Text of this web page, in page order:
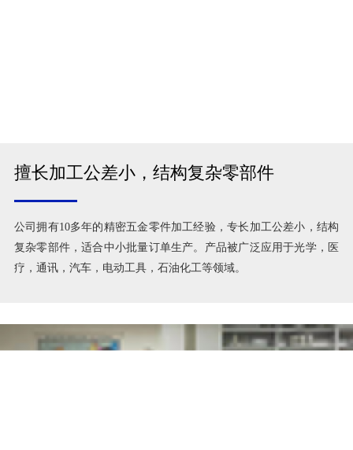
擅长加工公差小，结构复杂零部件
公司拥有10多年的精密五金零件加工经验，专长加工公差小，结构
复杂零部件，适合中小批量订单生产。产品被广泛应用于光学，医
疗，通讯，汽车，电动工具，石油化工等领域。